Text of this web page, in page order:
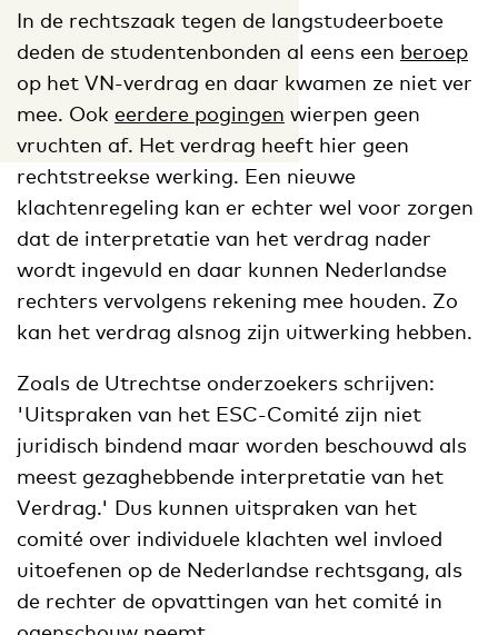
In de rechtszaak tegen de langstudeerboete
deden de studentenbonden al eens een beroep
op het VN-verdrag en daar kwamen ze niet ver
mee. Ook eerdere pogingen wierpen geen
vruchten af. Het verdrag heeft hier geen
rechtstreekse werking. Een nieuwe
klachtenregeling kan er echter wel voor zorgen
dat de interpretatie van het verdrag nader
wordt ingevuld en daar kunnen Nederlandse
rechters vervolgens rekening mee houden. Zo
kan het verdrag alsnog zijn uitwerking hebben.
Zoals de Utrechtse onderzoekers schrijven:
'Uitspraken van het ESC-Comité zijn niet
juridisch bindend maar worden beschouwd als
meest gezaghebbende interpretatie van het
Verdrag.' Dus kunnen uitspraken van het
comité over individuele klachten wel invloed
uitoefenen op de Nederlandse rechtsgang, als
de rechter de opvattingen van het comité in